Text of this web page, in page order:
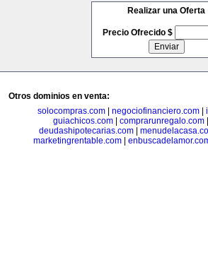
Realizar una Oferta
Precio Ofrecido $
Otros dominios en venta:
solocompras.com| negociofinanciero.com|
guiachicos.com
comprarunregalo.com
deudashipotecarias.com|
marketingrentable.com|